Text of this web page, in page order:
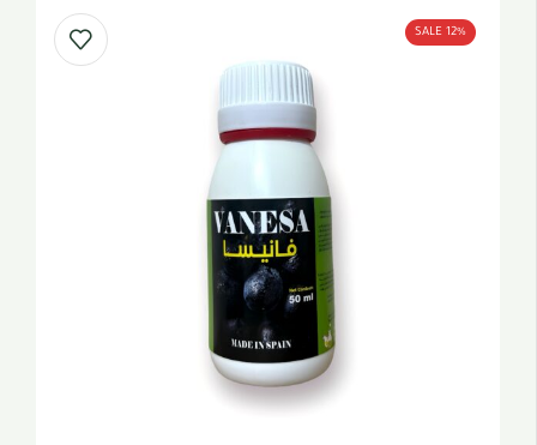
SALE 12%